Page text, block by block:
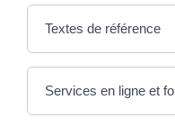
Textes de référence
Services en ligne et